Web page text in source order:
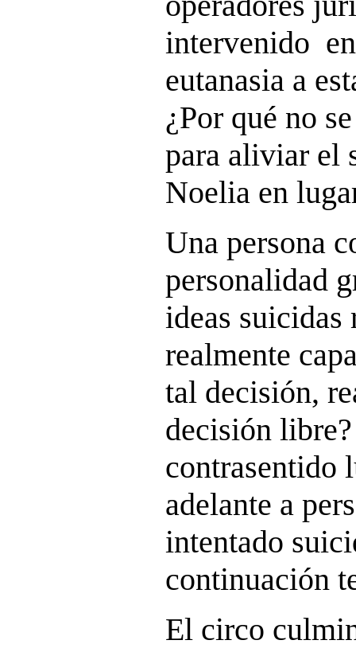
intervenido
eutanasia a
¿Por qué no
para aliviar el
Noelia en
Una persona
personalidad
ideas suicidas
realmente
tal decisión,
decisión
contrasentido
adelante a
intentado
continuación
El circo